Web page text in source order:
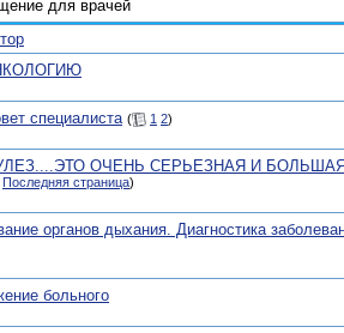
для врачей
специалиста ( 1 2)
ОЧЕНЬ СЕРЬЕЗНАЯ И
Последняя страница)
органов дыхания. Диагностика
больного